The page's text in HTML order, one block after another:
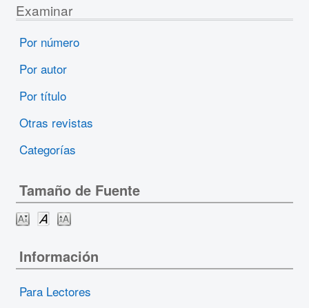
Examinar
Por número
Por autor
Por título
Otras revistas
Categorías
Tamaño de Fuente
Información
Para Lectores